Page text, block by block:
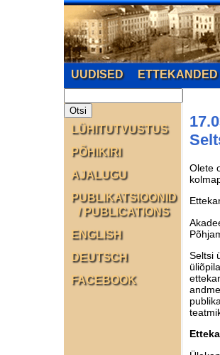
UUDISED ETTEKANDED
Olete
Seltsi
LÜHITUTVUSTUS
PÕHIKIRI
AJALUGU
PUBLIKATSIOONID
/ PUBLICATIONS
ENGLISH
DEUTSCH
FACEBOOK